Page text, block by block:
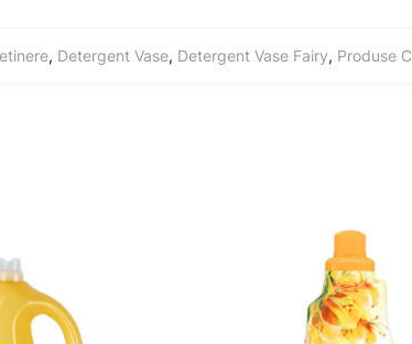
, Detergent Vase, Detergent Vase Fairy, Produse